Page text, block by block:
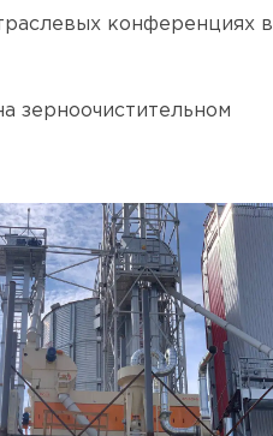
конференциях в
зерноочистительном